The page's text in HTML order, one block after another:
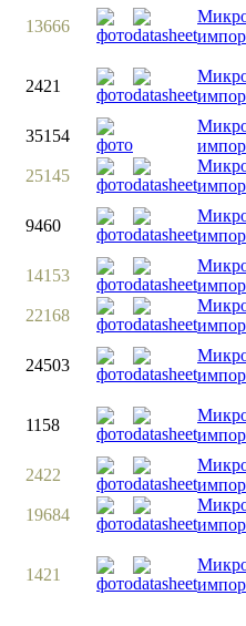
13666
2421
35154
25145
9460
14153
22168
24503
1158
2422
19684
1421